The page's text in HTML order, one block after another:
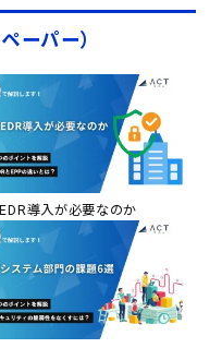
ーパー）
導入が必要なのか